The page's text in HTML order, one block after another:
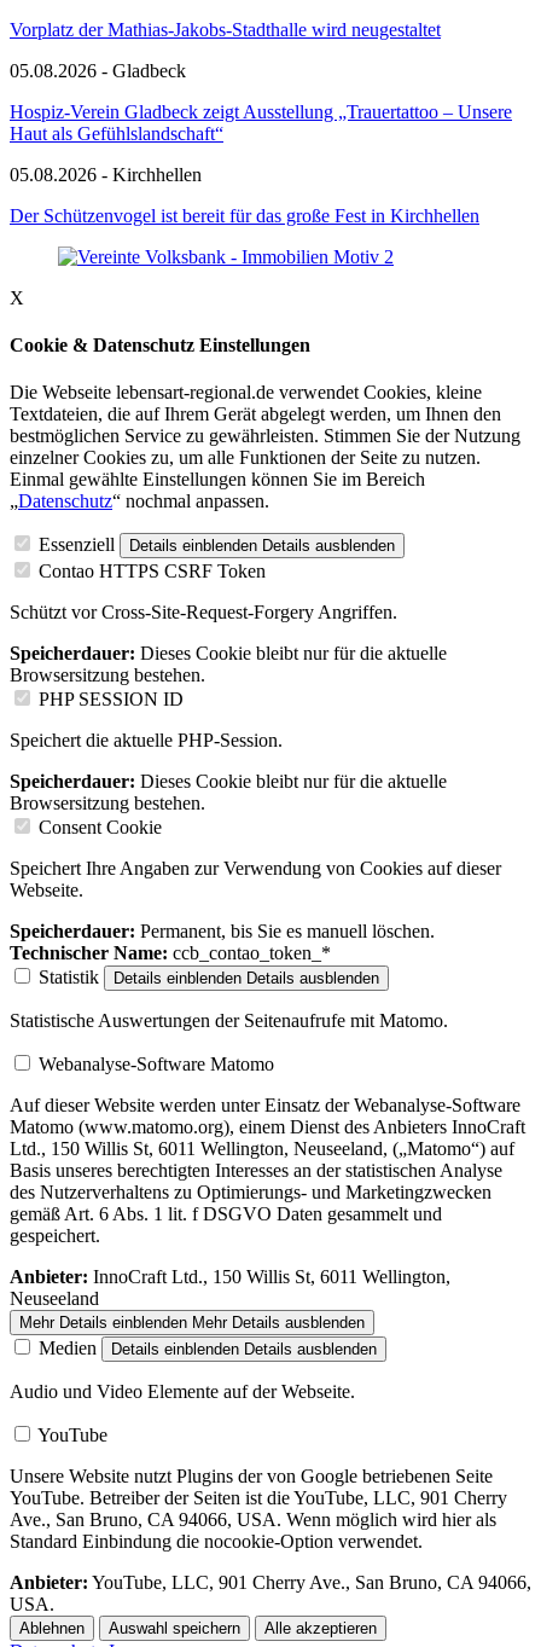
Vorplatz der Mathias-Jakobs-Stadthalle wird neugestaltet
05.08.2026 - Gladbeck
Hospiz-Verein Gladbeck zeigt Ausstellung „Trauertattoo – Unsere
Haut als Gefühlslandschaft“
05.08.2026 - Kirchhellen
Der Schützenvogel ist bereit für das große Fest in Kirchhellen
X
Cookie & Datenschutz Einstellungen
Die Webseite lebensart-regional.de verwendet Cookies, kleine
Textdateien, die auf Ihrem Gerät abgelegt werden, um Ihnen den
bestmöglichen Service zu gewährleisten. Stimmen Sie der Nutzung
einzelner Cookies zu, um alle Funktionen der Seite zu nutzen.
Einmal gewählte Einstellungen können Sie im Bereich
„Datenschutz“ nochmal anpassen.
Essenziell Details einblenden Details ausblenden
Contao HTTPS CSRF Token
Schützt vor Cross-Site-Request-Forgery Angriffen.
Speicherdauer: Dieses Cookie bleibt nur für die aktuelle
Browsersitzung bestehen.
PHP SESSION ID
Speichert die aktuelle PHP-Session.
Speicherdauer: Dieses Cookie bleibt nur für die aktuelle
Browsersitzung bestehen.
Consent Cookie
Speichert Ihre Angaben zur Verwendung von Cookies auf dieser
Webseite.
Speicherdauer: Permanent, bis Sie es manuell löschen.
Technischer Name: ccb_contao_token_*
Statistik
Details einblenden Details ausblenden
Statistische Auswertungen der Seitenaufrufe mit Matomo.
Webanalyse-Software Matomo
Auf dieser Website werden unter Einsatz der Webanalyse-Software
Matomo (www.matomo.org), einem Dienst des Anbieters InnoCraft
Ltd., 150 Willis St, 6011 Wellington, Neuseeland, („Matomo“) auf
Basis unseres berechtigten Interesses an der statistischen Analyse
des Nutzerverhaltens zu Optimierungs- und Marketingzwecken
gemäß Art. 6 Abs. 1 lit. f DSGVO Daten gesammelt und
gespeichert.
Anbieter: InnoCraft Ltd., 150 Willis St, 6011 Wellington,
Neuseeland
Mehr Details einblenden Mehr Details ausblenden
Medien Details einblenden Details ausblenden
Audio und Video Elemente auf der Webseite.
YouTube
Unsere Website nutzt Plugins der von Google betriebenen Seite
YouTube. Betreiber der Seiten ist die YouTube, LLC, 901 Cherry
Ave., San Bruno, CA 94066, USA. Wenn möglich wird hier als
Standard Einbindung die nocookie-Option verwendet.
Anbieter: YouTube, LLC, 901 Cherry Ave., San Bruno, CA 94066,
USA.
Ablehnen Auswahl speichern Alle akzeptieren